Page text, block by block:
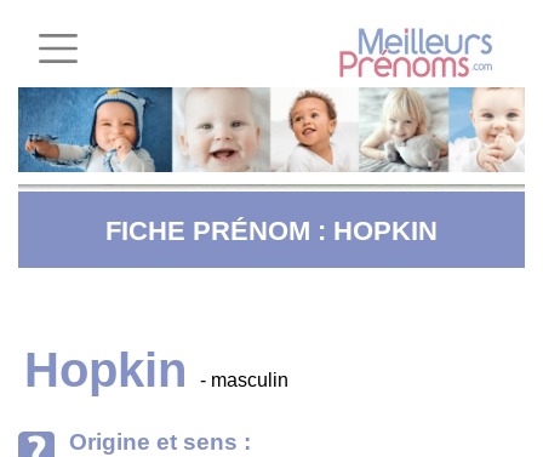
FICHE PRÉNOM : HOPKIN
Hopkin - masculin
Origine et sens :